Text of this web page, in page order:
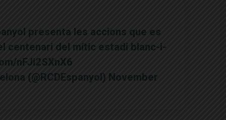
presenta les accions que es
centenari del mític estadi blanc-i-
nFJi2SXnX6
(@RCDEspanyol) November